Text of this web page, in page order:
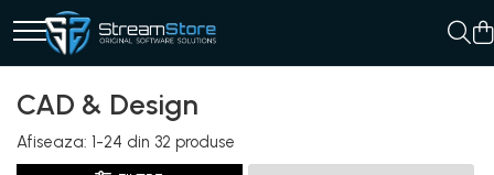
CAD & Design
Afiseaza: 1-24 din 32 produse